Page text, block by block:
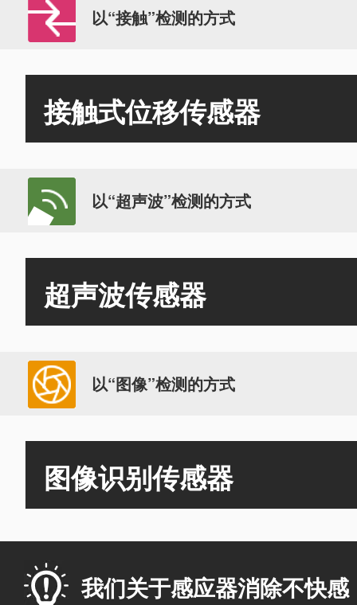
以“接触”检测的方式
接触式位移传感器
以“超声波”检测的方式
超声波传感器
以“图像”检测的方式
图像识别传感器
我们关于感应器消除不快感